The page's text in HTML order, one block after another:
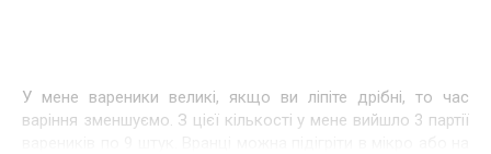
У мене вареники великі, якщо ви ліпіте дрібні, то час
варіння зменшуємо. З цієї кількості у мене вийшло 3 партії